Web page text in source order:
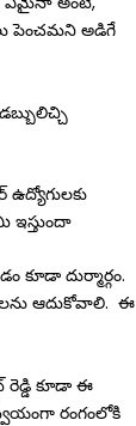
పెంచమని అడిగే
ఇస్తుందా
కూడా దుర్మార్గం.
ఆదుకోవాలి. ఈ
రెడ్డి కూడా ఈ
రంగంలోకి